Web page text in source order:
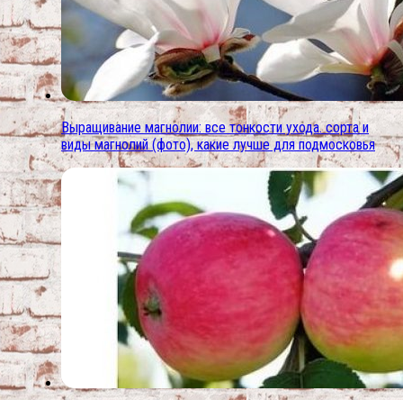
Выращивание магнолии: все тонкости ухода. сорта и
виды магнолий (фото), какие лучше для подмосковья